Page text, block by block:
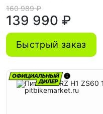
160 989 ₽
139 990 ₽
Быстрый заказ